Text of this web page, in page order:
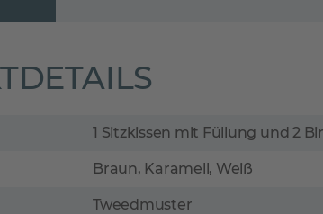
1 Sitzkissen mit Füllung und 2
Braun, Karamell, Weiß
Tweedmuster